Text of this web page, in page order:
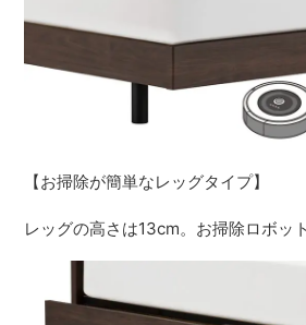
【お掃除が簡単なレッグタイプ】
レッグの高さは13cm。お掃除ロボッ